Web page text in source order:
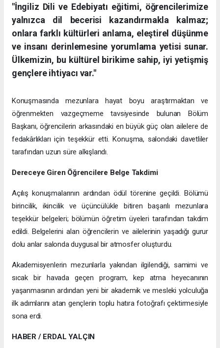
"İngiliz Dili ve Edebiyatı eğitimi, öğrencilerimize
yalnızca dil becerisi kazandırmakla kalmaz;
onlara farklı kültürleri anlama, eleştirel düşünme
ve insanı derinlemesine yorumlama yetisi sunar.
Ülkemizin, bu kültürel birikime sahip, iyi yetişmiş
gençlere ihtiyacı var."
Konuşmasında mezunlara hayat boyu araştırmaktan ve
öğrenmekten vazgeçmeme tavsiyesinde bulunan Bölüm
Başkanı, öğrencilerin arkasındaki en büyük güç olan ailelere de
fedakârlıkları için teşekkür etti. Konuşma, salondaki davetliler
tarafından uzun süre alkışlandı.
Dereceye Giren Öğrencilere Belge Takdimi
Açılış konuşmalarının ardından ödül törenine geçildi. Bölümü
birincilik, ikincilik ve üçüncülükle bitiren başarılı mezunlara
teşekkür belgeleri; bölümün öğretim üyeleri tarafından takdim
edildi. Belgelerini alan öğrencilerin ve ailelerinin yaşadığı gurur
dolu anlar salonda duygusal bir atmosfer oluşturdu.
Akademisyenlerin mezunlarla yakından ilgilendiği, samimi ve
sıcak bir havada geçen program, kep atma heyecanının
yaşanmasının ardından yeni bir akademik ve mesleki yolculuğa
ilk adımlarını atan gençlerin toplu hatıra fotoğrafı çektirmesiyle
sona erdi.
HABER / ERDAL YALÇIN